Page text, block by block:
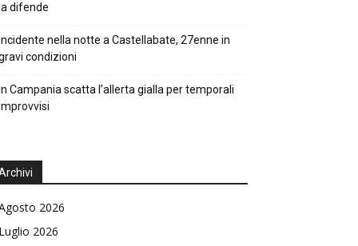
difende
nella notte a Castellabate, 27enne in
condizioni
Campania scatta l’allerta gialla per temporali
2026
2026